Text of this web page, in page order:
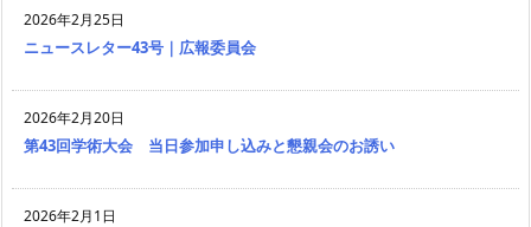
2026年2月25日
ニュースレター43号｜広報委員会
2026年2月20日
第43回学術大会 当日参加申し込みと懇親会のお誘い
2026年2月1日